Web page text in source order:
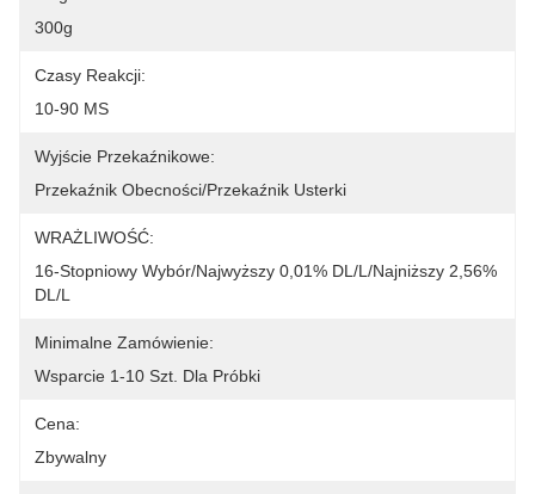
300g
Czasy Reakcji:
10-90 MS
Wyjście Przekaźnikowe:
Przekaźnik Obecności/przekaźnik Usterki
WRAŻLIWOŚĆ:
16-Stopniowy Wybór/Najwyższy 0,01% DL/L/Najniższy 2,56%
DL/L
Minimalne Zamówienie:
Wsparcie 1-10 Szt. Dla Próbki
Cena:
Zbywalny